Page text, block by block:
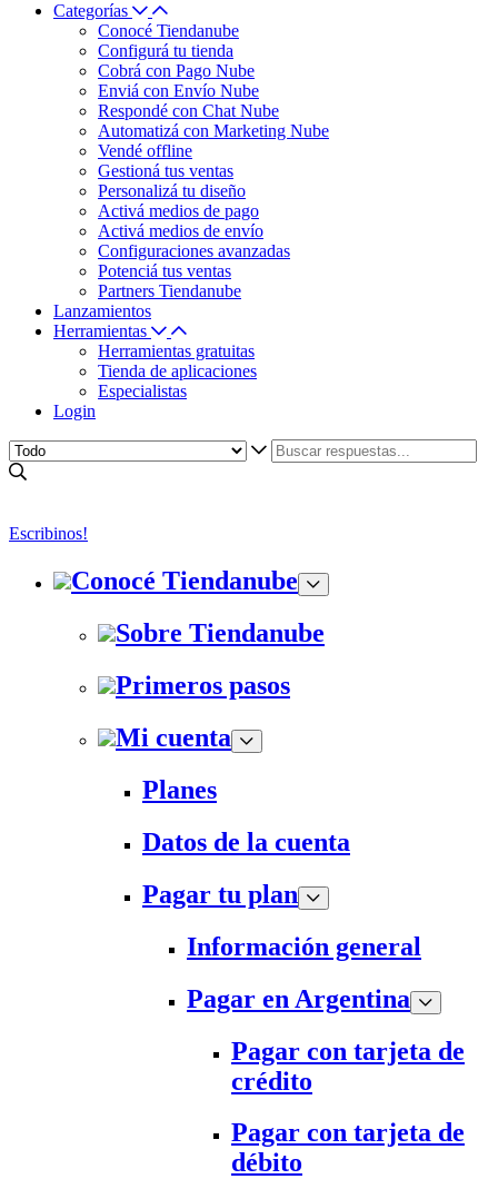
Categorías
Conocé Tiendanube
Configurá tu tienda
Cobrá con Pago Nube
Enviá con Envío Nube
Respondé con Chat Nube
Automatizá con Marketing Nube
Vendé offline
Gestioná tus ventas
Personalizá tu diseño
Activá medios de pago
Activá medios de envío
Configuraciones avanzadas
Potenciá tus ventas
Partners Tiendanube
Lanzamientos
Herramientas
Herramientas gratuitas
Tienda de aplicaciones
Especialistas
Login
Escribinos!
Conocé Tiendanube
Sobre Tiendanube
Primeros pasos
Mi cuenta
Planes
Datos de la cuenta
Pagar tu plan
Información general
Pagar en Argentina
Pagar con tarjeta de
crédito
Pagar con tarjeta de
débito